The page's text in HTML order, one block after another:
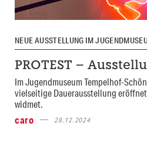
NEUE AUSSTELLUNG IM
PROTEST –
Im Jugendmuseum Tempelhof-
vielseitige Dauerausstellung
widmet.
caro
28.12.2024